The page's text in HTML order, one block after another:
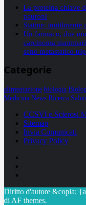
La proteina chiave
neuroni
Statine:
Un farmaco, due
carcinoma
seno metastatico
Categorie
alimentazione biologia
Medicina News Ricerca
CCSVI e Sclerosi
Sitemap
Invia Comunicati
Privacy Policy
Diritto d'autore &copia;
di AF themes.